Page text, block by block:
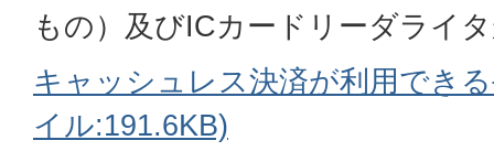
もの）及びICカードリーダライ
キャッシュレス決済が利用でき
イル:191.6KB)